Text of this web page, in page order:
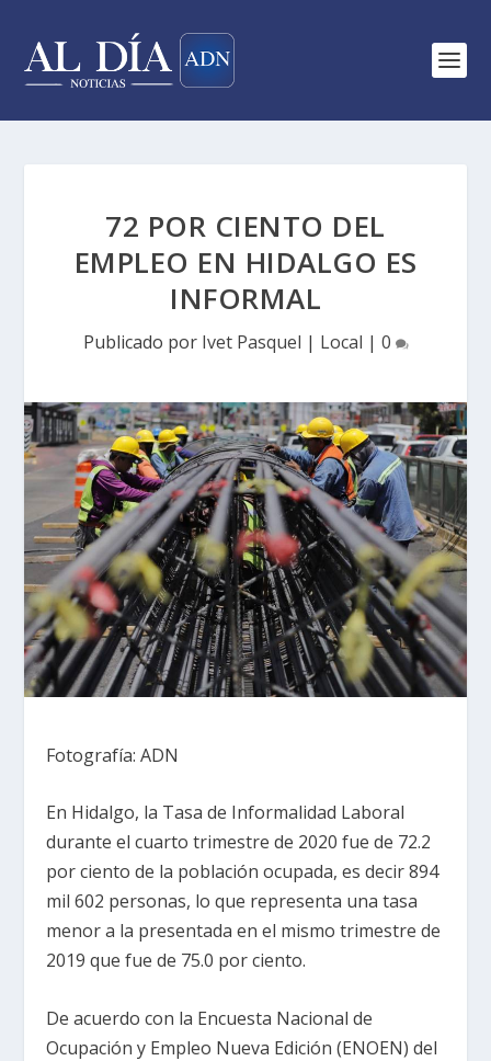
72 POR CIENTO DEL
EMPLEO EN HIDALGO ES
INFORMAL
Publicado por Ivet Pasquel | Local | 0
Fotografía: ADN
En Hidalgo, la Tasa de Informalidad Laboral
durante el cuarto trimestre de 2020 fue de 72.2
por ciento de la población ocupada, es decir 894
mil 602 personas, lo que representa una tasa
menor a la presentada en el mismo trimestre de
2019 que fue de 75.0 por ciento.
De acuerdo con la Encuesta Nacional de
Ocupación y Empleo Nueva Edición (ENOEN) del